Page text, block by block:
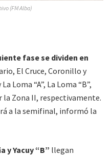
(FM Alba)
fase se dividen en
El Cruce, Coronillo y
Loma “A”, La Loma “B”,
la Zona II, respectivamente.
a la semifinal, informó la
y Yacuy “B” llegan